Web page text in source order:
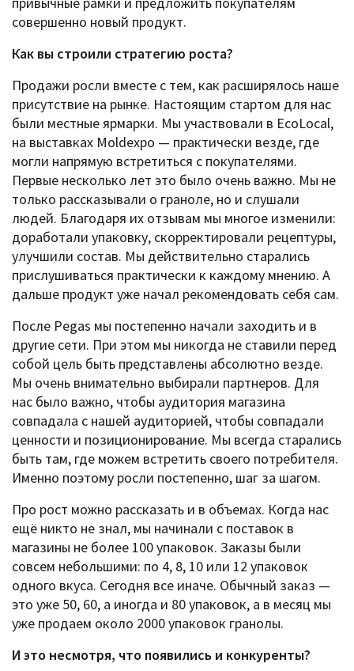
совершенно новый продукт.
Как вы строили стратегию роста?
Продажи росли вместе с тем, как расширялось наше
присутствие на рынке. Настоящим стартом для нас
были местные ярмарки. Мы участвовали в EcoLocal,
на выставках Moldexpo — практически везде, где
могли напрямую встретиться с покупателями.
Первые несколько лет это было очень важно. Мы не
только рассказывали о граноле, но и слушали
людей. Благодаря их отзывам мы многое изменили:
доработали упаковку, скорректировали рецептуры,
улучшили состав. Мы действительно старались
прислушиваться практически к каждому мнению. А
дальше продукт уже начал рекомендовать себя сам.
После Pegas мы постепенно начали заходить и в
другие сети. При этом мы никогда не ставили перед
собой цель быть представлены абсолютно везде.
Мы очень внимательно выбирали партнеров. Для
нас было важно, чтобы аудитория магазина
совпадала с нашей аудиторией, чтобы совпадали
ценности и позиционирование. Мы всегда старались
быть там, где можем встретить своего потребителя.
Именно поэтому росли постепенно, шаг за шагом.
Про рост можно рассказать и в объемах. Когда нас
ещё никто не знал, мы начинали с поставок в
магазины не более 100 упаковок. Заказы были
совсем небольшими: по 4, 8, 10 или 12 упаковок
одного вкуса. Сегодня все иначе. Обычный заказ —
это уже 50, 60, а иногда и 80 упаковок, а в месяц мы
уже продаем около 2000 упаковок гранолы.
И это несмотря, что появились и конкуренты?